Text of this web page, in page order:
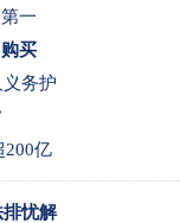
一
买
务护
200亿
忧解